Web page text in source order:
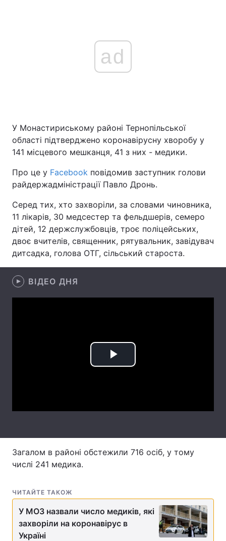
Головна Війна
Україна Політика
Економіка Світ
Техно і зв'язок Лайт
Зброя Інциденти
Цікавинки
ad
У Монастириському районі Тернопільської
області підтверджено коронавірусну хворобу у
141 місцевого мешканця, 41 з них - медики.
Про це у Facebook повідомив заступник голови
райдержадміністрації Павло Дронь.
Серед тих, хто захворіли, за словами чиновника,
11 лікарів, 30 медсестер та фельдшерів, семеро
дітей, 12 держслужбовців, троє поліцейських,
двоє вчителів, священник, рятувальник, завідувач
дитсадка, голова ОТГ, сільський староста.
ВІДЕО ДНЯ
Play
Загалом в районі обстежили 716 осіб, у тому
числі 241 медика.
ЧИТАЙТЕ ТАКОЖ
У МОЗ назвали число медиків, які
захворіли на коронавірус в
Україні